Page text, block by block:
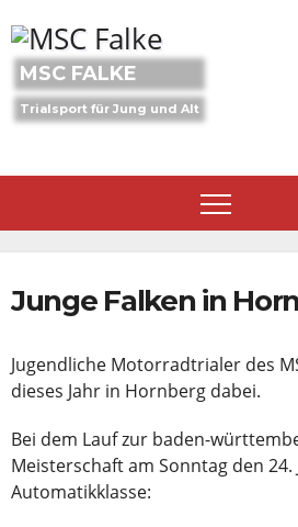
to
content
MSC FALKE
Trialsport für Jung und Alt
Junge Falken in
Jugendliche Motorradtrialer des
dieses Jahr in Hornberg dabei.
Bei dem Lauf zur baden-
Meisterschaft am Sonntag den
Automatikklasse: